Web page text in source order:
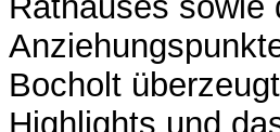
Bocholt
Highlights und